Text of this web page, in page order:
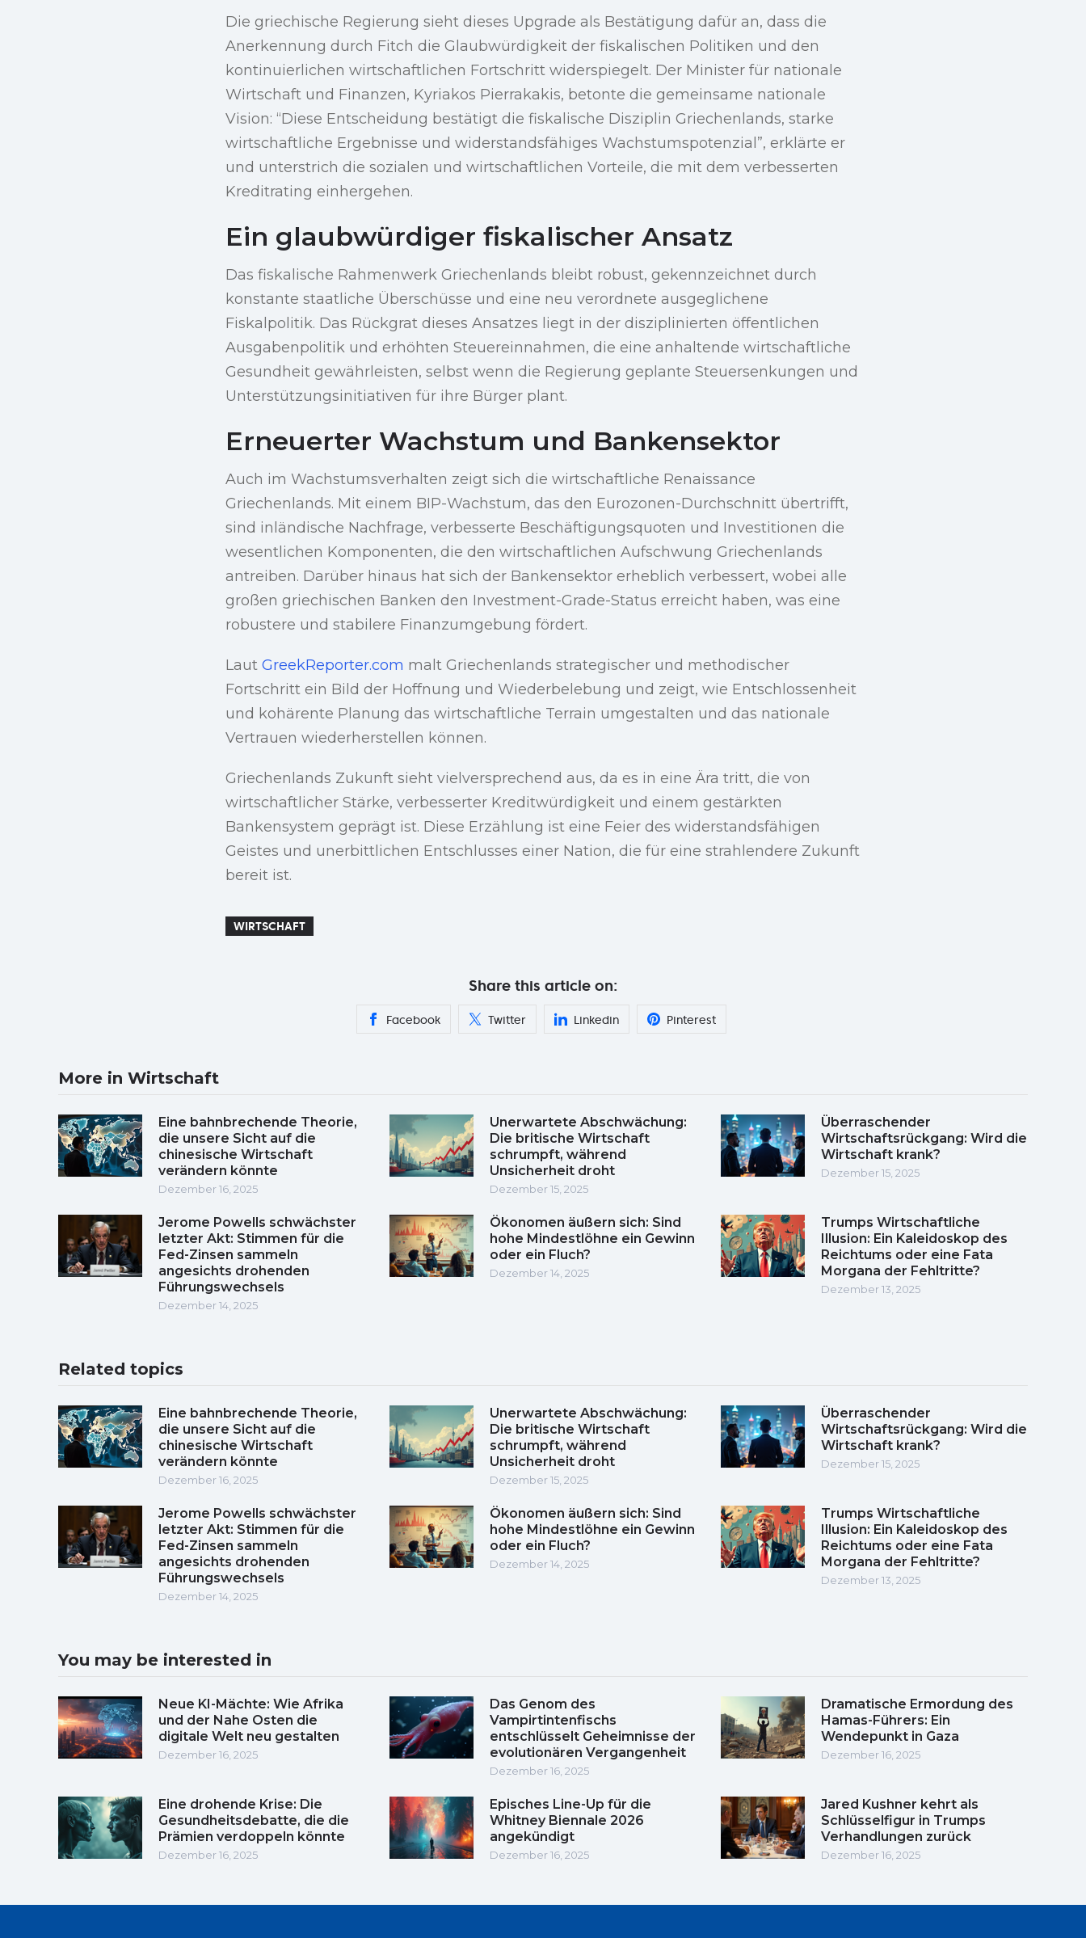
Die griechische Regierung sieht dieses Upgrade als Bestätigung dafür an, dass die
Anerkennung durch Fitch die Glaubwürdigkeit der fiskalischen Politiken und den
kontinuierlichen wirtschaftlichen Fortschritt widerspiegelt. Der Minister für nationale
Wirtschaft und Finanzen, Kyriakos Pierrakakis, betonte die gemeinsame nationale
Vision: “Diese Entscheidung bestätigt die fiskalische Disziplin Griechenlands, starke
wirtschaftliche Ergebnisse und widerstandsfähiges Wachstumspotenzial”, erklärte er
und unterstrich die sozialen und wirtschaftlichen Vorteile, die mit dem verbesserten
Kreditrating einhergehen.
Ein glaubwürdiger fiskalischer Ansatz
Das fiskalische Rahmenwerk Griechenlands bleibt robust, gekennzeichnet durch
konstante staatliche Überschüsse und eine neu verordnete ausgeglichene
Fiskalpolitik. Das Rückgrat dieses Ansatzes liegt in der disziplinierten öffentlichen
Ausgabenpolitik und erhöhten Steuereinnahmen, die eine anhaltende wirtschaftliche
Gesundheit gewährleisten, selbst wenn die Regierung geplante Steuersenkungen und
Unterstützungsinitiativen für ihre Bürger plant.
Erneuerter Wachstum und Bankensektor
Auch im Wachstumsverhalten zeigt sich die wirtschaftliche Renaissance
Griechenlands. Mit einem BIP-Wachstum, das den Eurozonen-Durchschnitt übertrifft,
sind inländische Nachfrage, verbesserte Beschäftigungsquoten und Investitionen die
wesentlichen Komponenten, die den wirtschaftlichen Aufschwung Griechenlands
antreiben. Darüber hinaus hat sich der Bankensektor erheblich verbessert, wobei alle
großen griechischen Banken den Investment-Grade-Status erreicht haben, was eine
robustere und stabilere Finanzumgebung fördert.
Laut GreekReporter.com malt Griechenlands strategischer und methodischer
Fortschritt ein Bild der Hoffnung und Wiederbelebung und zeigt, wie Entschlossenheit
und kohärente Planung das wirtschaftliche Terrain umgestalten und das nationale
Vertrauen wiederherstellen können.
Griechenlands Zukunft sieht vielversprechend aus, da es in eine Ära tritt, die von
wirtschaftlicher Stärke, verbesserter Kreditwürdigkeit und einem gestärkten
Bankensystem geprägt ist. Diese Erzählung ist eine Feier des widerstandsfähigen
Geistes und unerbittlichen Entschlusses einer Nation, die für eine strahlendere Zukunft
bereit ist.
WIRTSCHAFT
Share this article on:
Facebook Twitter Linkedin Pinterest
More in Wirtschaft
Eine bahnbrechende Theorie,
die unsere Sicht auf die
chinesische Wirtschaft
verändern könnte
Dezember 16, 2025
Unerwartete Abschwächung:
Die britische Wirtschaft
schrumpft, während
Unsicherheit droht
Dezember 15, 2025
Überraschender
Wirtschaftsrückgang: Wird die
Wirtschaft krank?
Dezember 15, 2025
Jerome Powells schwächster
letzter Akt: Stimmen für die
Fed-Zinsen sammeln
angesichts drohenden
Führungswechsels
Dezember 14, 2025
Ökonomen äußern sich: Sind
hohe Mindestlöhne ein Gewinn
oder ein Fluch?
Dezember 14, 2025
Trumps Wirtschaftliche
Illusion: Ein Kaleidoskop des
Reichtums oder eine Fata
Morgana der Fehltritte?
Dezember 13, 2025
Related topics
Eine bahnbrechende Theorie,
die unsere Sicht auf die
chinesische Wirtschaft
verändern könnte
Dezember 16, 2025
Unerwartete Abschwächung:
Die britische Wirtschaft
schrumpft, während
Unsicherheit droht
Dezember 15, 2025
Überraschender
Wirtschaftsrückgang: Wird die
Wirtschaft krank?
Dezember 15, 2025
Jerome Powells schwächster
letzter Akt: Stimmen für die
Fed-Zinsen sammeln
angesichts drohenden
Führungswechsels
Dezember 14, 2025
Ökonomen äußern sich: Sind
hohe Mindestlöhne ein Gewinn
oder ein Fluch?
Dezember 14, 2025
Trumps Wirtschaftliche
Illusion: Ein Kaleidoskop des
Reichtums oder eine Fata
Morgana der Fehltritte?
Dezember 13, 2025
You may be interested in
Neue KI-Mächte: Wie Afrika
und der Nahe Osten die
digitale Welt neu gestalten
Dezember 16, 2025
Das Genom des
Vampirtintenfischs
entschlüsselt Geheimnisse der
evolutionären Vergangenheit
Dezember 16, 2025
Dramatische Ermordung des
Hamas-Führers: Ein
Wendepunkt in Gaza
Dezember 16, 2025
Eine drohende Krise: Die
Gesundheitsdebatte, die die
Prämien verdoppeln könnte
Dezember 16, 2025
Episches Line-Up für die
Whitney Biennale 2026
angekündigt
Dezember 16, 2025
Jared Kushner kehrt als
Schlüsselfigur in Trumps
Verhandlungen zurück
Dezember 16, 2025